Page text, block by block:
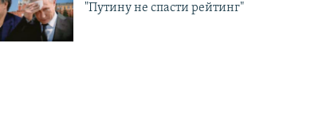
"Путину не спасти рейтинг"